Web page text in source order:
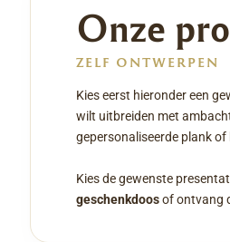
Onze
ZELF ONTWERPEN
Kies eerst hieronder een
wilt uitbreiden met
gepersonaliseerde plank
Kies de gewenste
geschenkdoosof ontvang